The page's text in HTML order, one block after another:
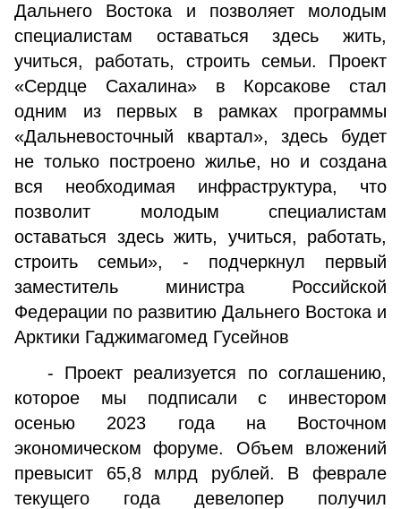
Дальнего Востока и позволяет молодым
специалистам оставаться здесь жить,
учиться, работать, строить семьи. Проект
«Сердце Сахалина» в Корсакове стал
одним из первых в рамках программы
«Дальневосточный квартал», здесь будет
не только построено жилье, но и создана
вся необходимая инфраструктура, что
позволит молодым специалистам
оставаться здесь жить, учиться, работать,
строить семьи», - подчеркнул первый
заместитель министра Российской
Федерации по развитию Дальнего Востока и
Арктики Гаджимагомед Гусейнов
- Проект реализуется по соглашению,
которое мы подписали с инвестором
осенью 2023 года на Восточном
экономическом форуме. Объем вложений
превысит 65,8 млрд рублей. В феврале
текущего года девелопер получил